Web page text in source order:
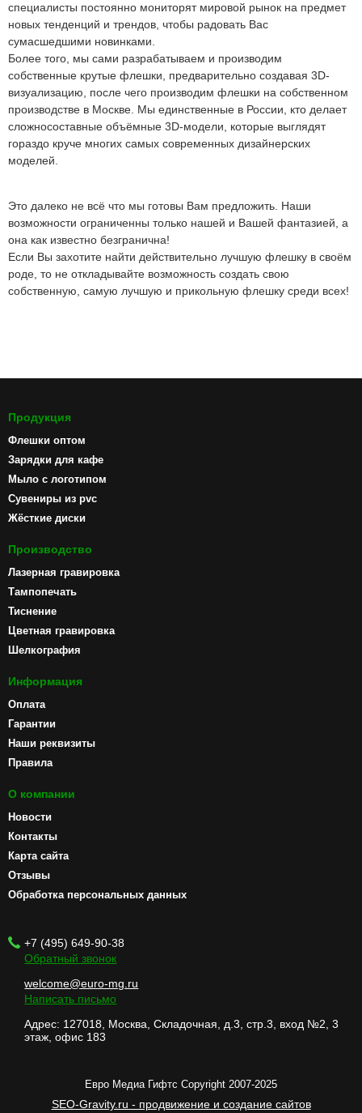
специалисты постоянно мониторят мировой рынок на предмет
новых тенденций и трендов, чтобы радовать Вас
сумасшедшими новинками.
Более того, мы сами разрабатываем и производим
собственные крутые флешки, предварительно создавая 3D-
визуализацию, после чего производим флешки на собственном
производстве в Москве. Мы единственные в России, кто делает
сложносоставные объёмные 3D-модели, которые выглядят
гораздо круче многих самых современных дизайнерских
моделей.
Это далеко не всё что мы готовы Вам предложить. Наши
возможности ограниченны только нашей и Вашей фантазией, а
она как известно безгранична!
Если Вы захотите найти действительно лучшую флешку в своём
роде, то не откладывайте возможность создать свою
собственную, самую лучшую и прикольную флешку среди всех!
Продукция
Флешки оптом
Зарядки для кафе
Мыло с логотипом
Сувениры из pvc
Жёсткие диски
Производство
Лазерная гравировка
Тампопечать
Тиснение
Цветная гравировка
Шелкография
Информация
Оплата
Гарантии
Наши реквизиты
Правила
О компании
Новости
Контакты
Карта сайта
Отзывы
Обработка персональных данных
+7 (495) 649-90-38
Обратный звонок
welcome@euro-mg.ru
Написать письмо
Адрес: 127018, Москва, Складочная, д.3, стр.3, вход №2, 3
этаж, офис 183
Евро Медиа Гифтс Copyright 2007-2025
SEO-Gravity.ru - продвижение и создание сайтов